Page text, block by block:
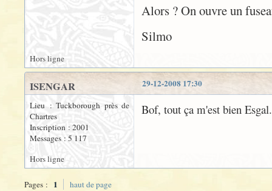
Alors ? On ouvre un
Silmo
Hors ligne
29-12-2008 17:30
ISENGAR
Lieu : Tuckborough près de
Chartres
Inscription : 2001
Messages : 5 117
Bof, tout ça m'est bien
Hors ligne
Pages : 1 haut de page